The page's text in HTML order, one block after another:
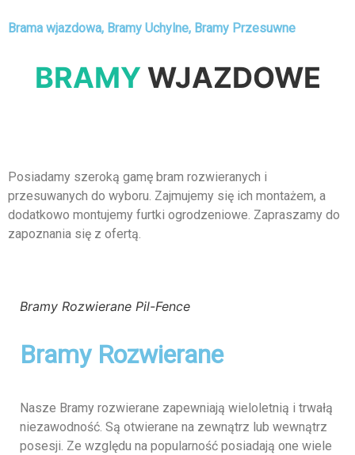
Brama wjazdowa, Bramy Uchylne, Bramy Przesuwne
BRAMY WJAZDOWE
Posiadamy szeroką gamę bram rozwieranych i
przesuwanych do wyboru. Zajmujemy się ich montażem, a
dodatkowo montujemy furtki ogrodzeniowe. Zapraszamy do
zapoznania się z ofertą.
Bramy Rozwierane Pil-Fence
Bramy Rozwierane
Nasze Bramy rozwierane zapewniają wieloletnią i trwałą
niezawodność. Są otwierane na zewnątrz lub wewnątrz
posesji. Ze względu na popularność posiadają one wiele